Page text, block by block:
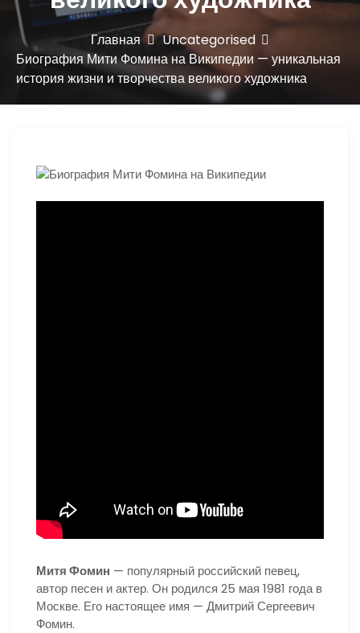
Главная
Uncategorised
Биография Мити Фомина на Википедии — уникальная
история жизни и творчества великого художника
Митя Фомин — популярный российский певец,
автор песен и актер. Он родился 25 мая 1981 года в
Москве. Его настоящее имя — Дмитрий Сергеевич
Фомин.